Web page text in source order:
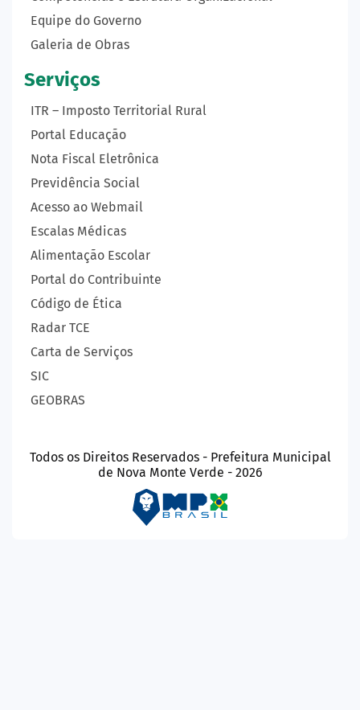
Equipe do Governo
Galeria de Obras
Serviços
ITR – Imposto Territorial Rural
Portal Educação
Nota Fiscal Eletrônica
Previdência Social
Acesso ao Webmail
Escalas Médicas
Alimentação Escolar
Portal do Contribuinte
Código de Ética
Radar TCE
Carta de Serviços
SIC
GEOBRAS
Todos os Direitos Reservados - Prefeitura Municipal
de Nova Monte Verde - 2026